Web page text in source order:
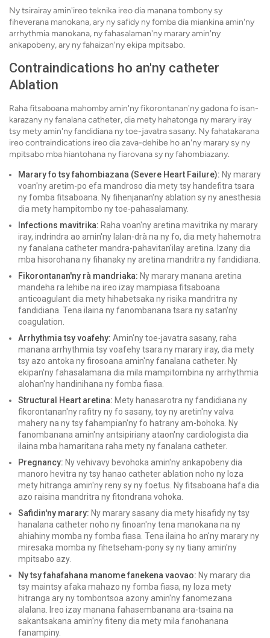
Ny tsirairay amin'ireo teknika ireo dia manana tombony sy
fiheverana manokana, ary ny safidy ny fomba dia miankina amin'ny
arrhythmia manokana, ny fahasalaman'ny marary amin'ny
ankapobeny, ary ny fahaizan'ny ekipa mpitsabo.
Contraindications ho an'ny catheter
Ablation
Raha fitsaboana mahomby amin'ny fikorontanan'ny gadona fo isan-
karazany ny fanalana catheter, dia mety hahatonga ny marary iray
tsy mety amin'ny fandidiana ny toe-javatra sasany. Ny fahatakarana
ireo contraindications ireo dia zava-dehibe ho an'ny marary sy ny
mpitsabo mba hiantohana ny fiarovana sy ny fahombiazany.
Marary fo tsy fahombiazana (Severe Heart Failure): Ny marary
voan'ny aretim-po efa mandroso dia mety tsy handefitra tsara
ny fomba fitsaboana. Ny fihenjanan'ny ablation sy ny anesthesia
dia mety hampitombo ny toe-pahasalamany.
Infections mavitrika: Raha voan'ny aretina mavitrika ny marary
iray, indrindra ao amin'ny lalan-drà na ny fo, dia mety hahemotra
ny fanalana catheter mandra-pahavitan'ilay aretina. Izany dia
mba hisorohana ny fihanaky ny aretina mandritra ny fandidiana.
Fikorontanan'ny rà mandriaka: Ny marary manana aretina
mandeha ra lehibe na ireo izay mampiasa fitsaboana
anticoagulant dia mety hihabetsaka ny risika mandritra ny
fandidiana. Tena ilaina ny fanombanana tsara ny satan'ny
coagulation.
Arrhythmia tsy voafehy: Amin'ny toe-javatra sasany, raha
manana arrhythmia tsy voafehy tsara ny marary iray, dia mety
tsy azo antoka ny firosoana amin'ny fanalana catheter. Ny
ekipan'ny fahasalamana dia mila mampitombina ny arrhythmia
alohan'ny handinihana ny fomba fiasa.
Structural Heart aretina: Mety hanasarotra ny fandidiana ny
fikorontanan'ny rafitry ny fo sasany, toy ny aretin'ny valva
mahery na ny tsy fahampian'ny fo hatrany am-bohoka. Ny
fanombanana amin'ny antsipiriany ataon'ny cardiologista dia
ilaina mba hamaritana raha mety ny fanalana catheter.
Pregnancy: Ny vehivavy bevohoka amin'ny ankapobeny dia
manoro hevitra ny tsy hanao catheter ablation noho ny loza
mety hitranga amin'ny reny sy ny foetus. Ny fitsaboana hafa dia
azo raisina mandritra ny fitondrana vohoka.
Safidin'ny marary: Ny marary sasany dia mety hisafidy ny tsy
hanalana catheter noho ny finoan'ny tena manokana na ny
ahiahiny momba ny fomba fiasa. Tena ilaina ho an'ny marary ny
miresaka momba ny fihetseham-pony sy ny tiany amin'ny
mpitsabo azy.
Ny tsy fahafahana manome fanekena vaovao: Ny marary dia
tsy maintsy afaka mahazo ny fomba fiasa, ny loza mety
hitranga ary ny tombontsoa azony amin'ny fanomezana
alalana. Ireo izay manana fahasembanana ara-tsaina na
sakantsakana amin'ny fiteny dia mety mila fanohanana
fanampiny.